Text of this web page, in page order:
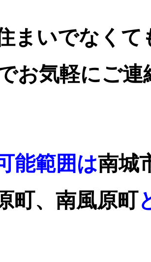
まいでなくて
お気軽にご連
能範囲は南城
町、南風原町